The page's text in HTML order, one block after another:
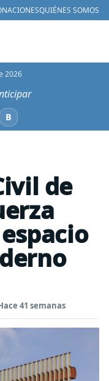
QUIÉNES SOMOS
2026
BBluesky
de
41 semanas